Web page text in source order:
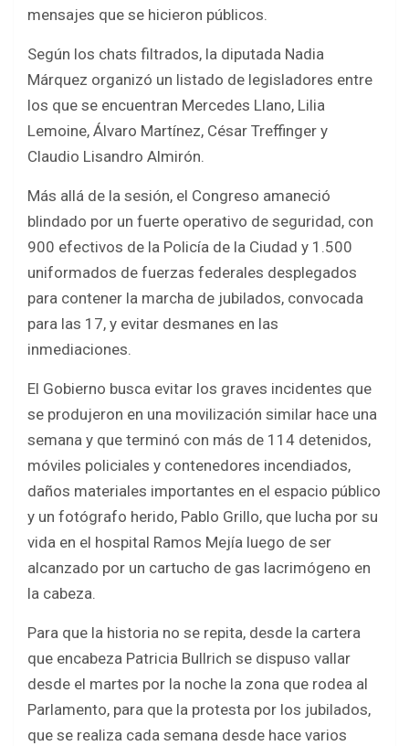
mensajes que se hicieron públicos.
Según los chats filtrados, la diputada Nadia
Márquez organizó un listado de legisladores entre
los que se encuentran Mercedes Llano, Lilia
Lemoine, Álvaro Martínez, César Treffinger y
Claudio Lisandro Almirón.
Más allá de la sesión, el Congreso amaneció
blindado por un fuerte operativo de seguridad, con
900 efectivos de la Policía de la Ciudad y 1.500
uniformados de fuerzas federales desplegados
para contener la marcha de jubilados, convocada
para las 17, y evitar desmanes en las
inmediaciones.
El Gobierno busca evitar los graves incidentes que
se produjeron en una movilización similar hace una
semana y que terminó con más de 114 detenidos,
móviles policiales y contenedores incendiados,
daños materiales importantes en el espacio público
y un fotógrafo herido, Pablo Grillo, que lucha por su
vida en el hospital Ramos Mejía luego de ser
alcanzado por un cartucho de gas lacrimógeno en
la cabeza.
Para que la historia no se repita, desde la cartera
que encabeza Patricia Bullrich se dispuso vallar
desde el martes por la noche la zona que rodea al
Parlamento, para que la protesta por los jubilados,
que se realiza cada semana desde hace varios